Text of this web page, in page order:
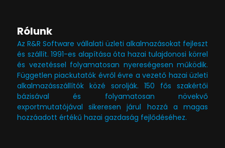
Rólunk
Az R&R Software vállalati üzleti alkalmazásokat fejleszt
és szállít. 1991-es alapítása óta hazai tulajdonosi körrel
és vezetéssel folyamatosan nyereségesen működik.
Független piackutatók évről évre a vezető hazai üzleti
alkalmazásszállítók közé sorolják. 150 fős szakértői
bázisával és folyamatosan növekvő
exportmutatójával sikeresen járul hozzá a magas
hozzáadott értékű hazai gazdaság fejlődéséhez.